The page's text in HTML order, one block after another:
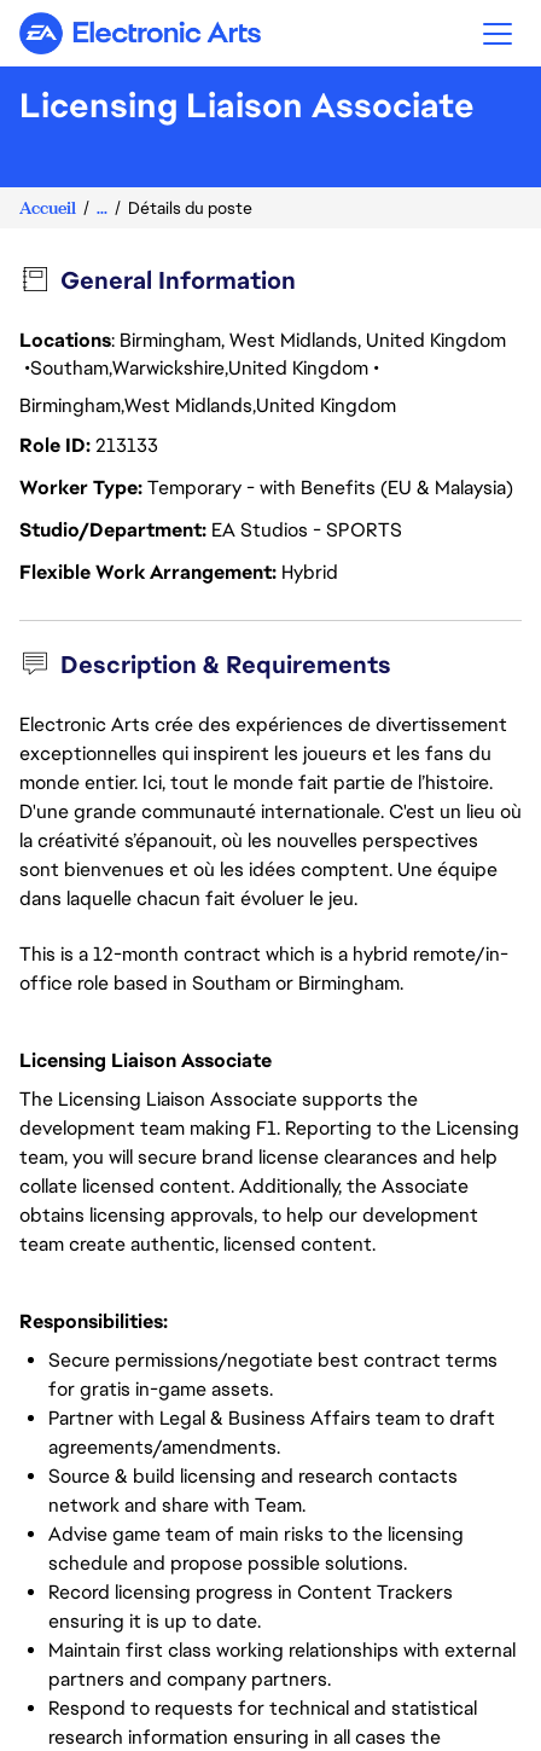
Electronic Arts
Licensing Liaison Associate
Accueil ... Détails du poste
General Information
Locations: Birmingham, West Midlands, United Kingdom
SouthamWarwickshireUnited Kingdom
BirminghamWest Midlands United Kingdom
Role ID213133
Worker TypeTemporary - with Benefits (EU & Malaysia)
Studio/Department EA Studios - SPORTS
Flexible Work Arrangement Hybrid
Description & Requirements
Electronic Arts crée des expériences de divertissement
exceptionnelles qui inspirent les joueurs et les fans du
monde entier. Ici, tout le monde fait partie de l’histoire.
D'une grande communauté internationale. C'est un lieu où
la créativité s’épanouit, où les nouvelles perspectives
sont bienvenues et où les idées comptent. Une équipe
dans laquelle chacun fait évoluer le jeu.
This is a 12-month contract which is a hybrid remote/in-
office role based in Southam or Birmingham.
Licensing Liaison Associate
The Licensing Liaison Associate supports the
development team making F1. Reporting to the Licensing
team, you will secure brand license clearances and help
collate licensed content. Additionally, the Associate
obtains licensing approvals, to help our development
team create authentic, licensed content.
Responsibilities:
Secure permissions/negotiate best contract terms
for gratis in-game assets.
Partner with Legal & Business Affairs team to draft
agreements/amendments.
Source & build licensing and research contacts
network and share with Team.
Advise game team of main risks to the licensing
schedule and propose possible solutions.
Record licensing progress in Content Trackers
ensuring it is up to date.
Maintain first class working relationships with external
partners and company partners.
Respond to requests for technical and statistical
research information ensuring in all cases the